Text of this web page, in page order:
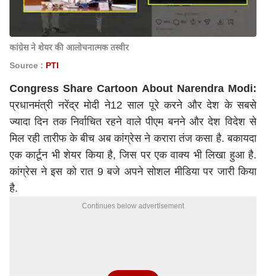
कांग्रेस ने शेयर की आलोचनात्मक तस्वीर
Source : PTI
Congress Share Cartoon About Narendra Modi:
प्रधानमंत्री नरेंद्र मोदी ने12 साल पूरे करने और देश के सबसे
ज्यादा दिन तक निर्वाचित रहने वाले पीएम बनने और देश विदेश से
मिल रही तारीफ के बीच अब कांग्रेस ने करारा तंज कसा है. बकायदा
एक कार्टून भी शेयर किया है, जिस पर एक वाक्य भी लिखा हुआ है.
कांग्रेस ने इस को रात 9 बजे अपने सोशल मीडिया पर जारी किया
है.
Continues below advertisement